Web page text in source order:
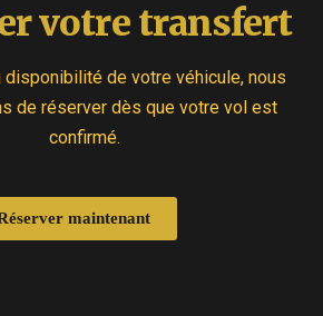
votre transfert
disponibilité de votre véhicule, nous
de réserver dès que votre vol est
confirmé.
maintenant